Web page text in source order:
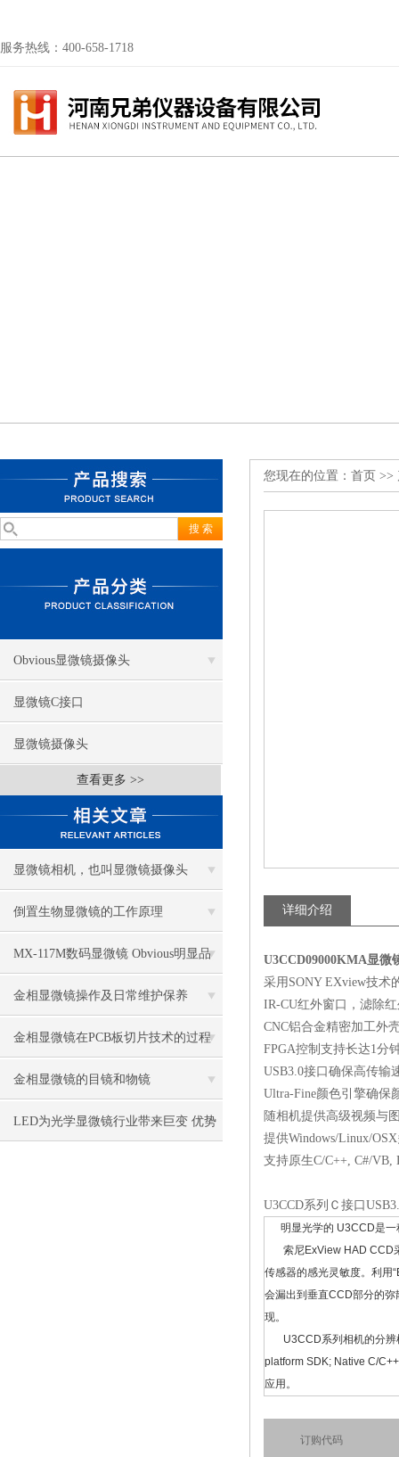
服务热线：400-658-1718
Obvious显微镜摄像头
显微镜C接口
显微镜摄像头
查看更多 >>
显微镜相机，也叫显微镜摄像头
倒置生物显微镜的工作原理
MX-117M数码显微镜 Obvious明显品
牌值得推荐
金相显微镜操作及日常维护保养
金相显微镜在PCB板切片技术的过程
控制中的作用
金相显微镜的目镜和物镜
LED为光学显微镜行业带来巨变 优势
您现在的位置： 首页 >>
详细介绍
U3CCD09000KMA显微
采用SONY EXview技术
IR-CU红外窗口，滤除
CNC铝合金精密加工外
FPGA控制支持长达1分
USB3.0接口确保高传输
Ultra-Fine颜色引擎确保
随相机提供高级视频与
提供Windows/Linux/
支持原生C/C++, C#/VB,
U3CCD系列Ｃ接口
明显光学的 U3CCD是一
索尼ExView HAD CCD采
传感器的感光灵敏度。利用
会漏出到垂直CCD部分的
现。
U3CCD系列相机的分辨
platform SDK; Native C/
应用。
订购代码